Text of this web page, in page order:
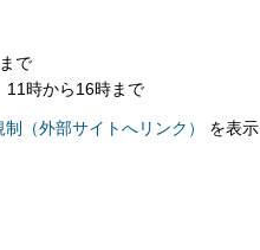
で
時から16時まで
（外部サイトへリンク） を表示